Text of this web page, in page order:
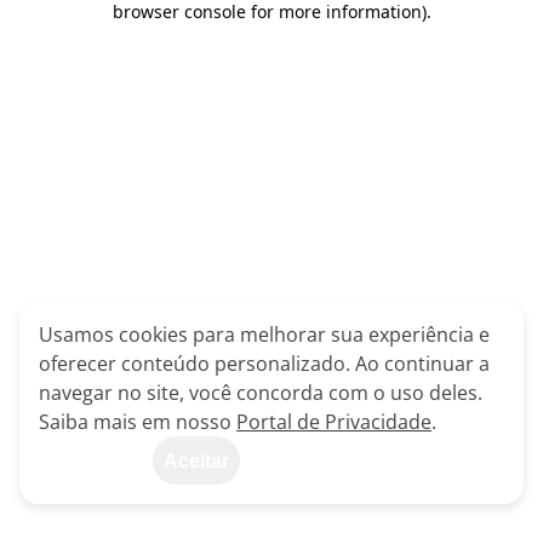
browser console for more information).
Usamos cookies para melhorar sua experiência e
oferecer conteúdo personalizado. Ao continuar a
navegar no site, você concorda com o uso deles.
Saiba mais em nosso Portal de Privacidade.